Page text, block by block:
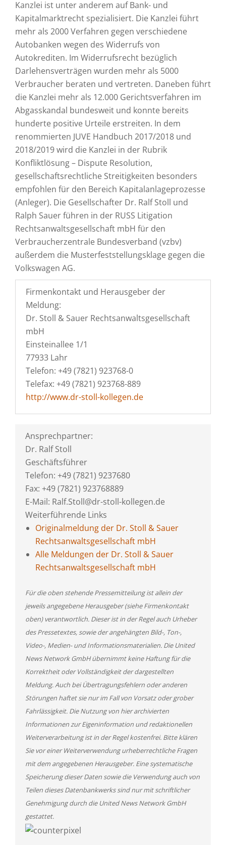
Kanzlei ist unter anderem auf Bank- und
Kapitalmarktrecht spezialisiert. Die Kanzlei führt
mehr als 2000 Verfahren gegen verschiedene
Autobanken wegen des Widerrufs von
Autokrediten. Im Widerrufsrecht bezüglich
Darlehensverträgen wurden mehr als 5000
Verbraucher beraten und vertreten. Daneben führt
die Kanzlei mehr als 12.000 Gerichtsverfahren im
Abgasskandal bundesweit und konnte bereits
hunderte positive Urteile erstreiten. In dem
renommierten JUVE Handbuch 2017/2018 und
2018/2019 wird die Kanzlei in der Rubrik
Konfliktlösung – Dispute Resolution,
gesellschaftsrechtliche Streitigkeiten besonders
empfohlen für den Bereich Kapitalanlageprozesse
(Anleger). Die Gesellschafter Dr. Ralf Stoll und
Ralph Sauer führen in der RUSS Litigation
Rechtsanwaltsgesellschaft mbH für den
Verbraucherzentrale Bundesverband (vzbv)
außerdem die Musterfeststellungsklage gegen die
Volkswagen AG.
Firmenkontakt und Herausgeber der
Meldung:
Dr. Stoll & Sauer Rechtsanwaltsgesellschaft
mbH
Einsteinallee 1/1
77933 Lahr
Telefon: +49 (7821) 923768-0
Telefax: +49 (7821) 923768-889
http://www.dr-stoll-kollegen.de
Ansprechpartner:
Dr. Ralf Stoll
Geschäftsführer
Telefon: +49 (7821) 9237680
Fax: +49 (7821) 923768889
E-Mail: Ralf.Stoll@dr-stoll-kollegen.de
Weiterführende Links
Originalmeldung der Dr. Stoll & Sauer
Rechtsanwaltsgesellschaft mbH
Alle Meldungen der Dr. Stoll & Sauer
Rechtsanwaltsgesellschaft mbH
Für die oben stehende Pressemitteilung ist allein der
jeweils angegebene Herausgeber (siehe Firmenkontakt
oben) verantwortlich. Dieser ist in der Regel auch Urheber
des Pressetextes, sowie der angehängten Bild-, Ton-,
Video-, Medien- und Informationsmaterialien. Die United
News Network GmbH übernimmt keine Haftung für die
Korrektheit oder Vollständigkeit der dargestellten
Meldung. Auch bei Übertragungsfehlern oder anderen
Störungen haftet sie nur im Fall von Vorsatz oder grober
Fahrlässigkeit. Die Nutzung von hier archivierten
Informationen zur Eigeninformation und redaktionellen
Weiterverarbeitung ist in der Regel kostenfrei. Bitte klären
Sie vor einer Weiterverwendung urheberrechtliche Fragen
mit dem angegebenen Herausgeber. Eine systematische
Speicherung dieser Daten sowie die Verwendung auch von
Teilen dieses Datenbankwerks sind nur mit schriftlicher
Genehmigung durch die United News Network GmbH
gestattet.